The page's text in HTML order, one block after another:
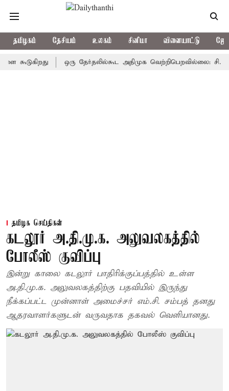
தமிழகம் தேசியம் உலகம் சினிமா விளையாட்டு
ஒரு தேர்தலில்கூட அதிமுக வெற்றிபெறவில்லை:
தமிழக செய்திகள்
கடலூர் அ.தி.மு.க. அலுவலகத்தில்
போலீஸ் குவிப்பு
இன்று காலை கடலூர் பாதிரிக்குப்பத்தில் உள்ள
அ.தி.மு.க. அலுவலகத்திற்கு பதவியில் இருந்து
நீக்கப்பட்ட முன்னாள் அமைச்சர் எம்.சி. சம்பத் தனது
ஆதரவாளர்களுடன் வருவதாக தகவல் வெளியானது.